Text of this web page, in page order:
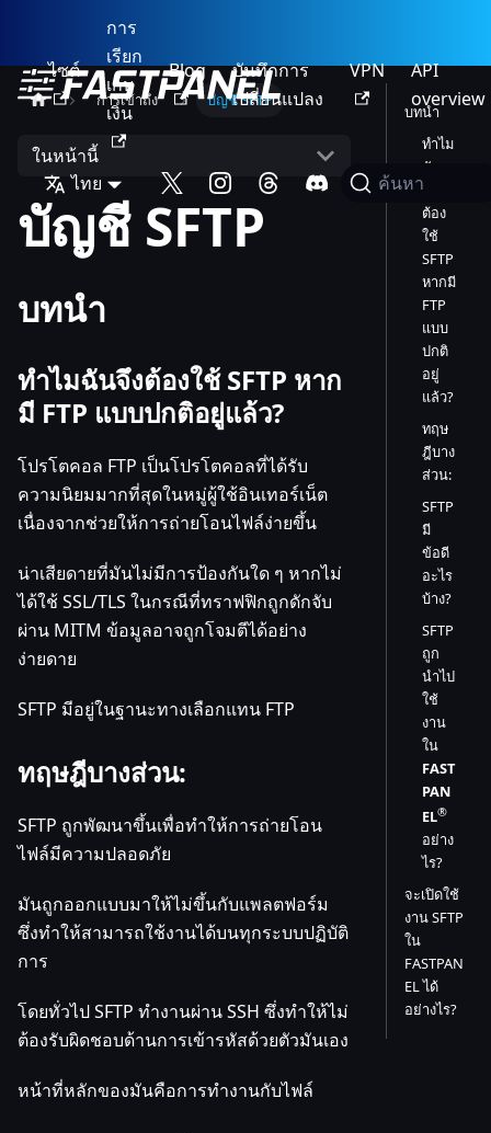
ไซต์
การ
เรียก
เก็บ
เงิน
Blog
บันทึกการ
เปลี่ยนแปลง
VPN
API
overview
ไทย ค้นหา
การเข้าถึง บัญชี SFTP
ในหน้านี้
บัญชี SFTP
บทนำ
ทำไมฉันจึงต้องใช้ SFTP หาก
มี FTP แบบปกติอยู่แล้ว?
โปรโตคอล FTP เป็นโปรโตคอลที่ได้รับ
ความนิยมมากที่สุดในหมู่ผู้ใช้อินเทอร์เน็ต
เนื่องจากช่วยให้การถ่ายโอนไฟล์ง่ายขึ้น
น่าเสียดายที่มันไม่มีการป้องกันใด ๆ หากไม่
ได้ใช้ SSL/TLS ในกรณีที่ทราฟฟิกถูกดักจับ
ผ่าน MITM ข้อมูลอาจถูกโจมตีได้อย่าง
ง่ายดาย
SFTP มีอยู่ในฐานะทางเลือกแทน FTP
ทฤษฎีบางส่วน:
SFTP ถูกพัฒนาขึ้นเพื่อทำให้การถ่ายโอน
ไฟล์มีความปลอดภัย
มันถูกออกแบบมาให้ไม่ขึ้นกับแพลตฟอร์ม
ซึ่งทำให้สามารถใช้งานได้บนทุกระบบปฏิบัติ
การ
โดยทั่วไป SFTP ทำงานผ่าน SSH ซึ่งทำให้ไม่
ต้องรับผิดชอบด้านการเข้ารหัสด้วยตัวมันเอง
หน้าที่หลักของมันคือการทำงานกับไฟล์
บทนำ
ทำไม
ฉัน
จึง
ต้อง
ใช้
SFTP
หากมี
FTP
แบบ
ปกติ
อยู่
แล้ว?
ทฤษ
ฎีบาง
ส่วน:
SFTP
มี
ข้อดี
อะไร
บ้าง?
SFTP
ถูก
นำไป
ใช้
งาน
ใน
FAST
PAN
EL®
อย่าง
ไร?
จะเปิดใช้
งาน SFTP
ใน
FASTPAN
EL ได้
อย่างไร?